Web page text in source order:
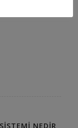
NEDIR